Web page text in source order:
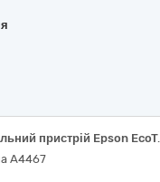
Багатофункціональний пристрій Epson EcoTank L3201 (C11CJ69402) або
А4467